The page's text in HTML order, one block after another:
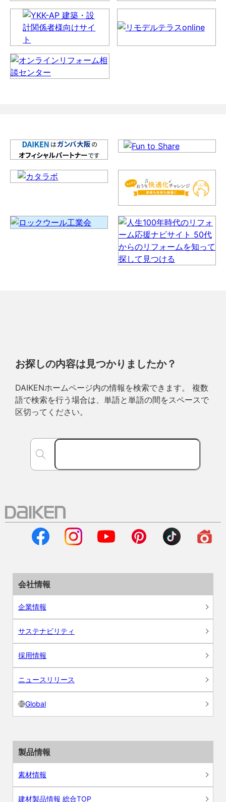
お探しの内容は見つかりましたか？
DAIKENホームページ内の情報を検索できます。 複数
語で検索を行う場合は、単語と単語の間をスペースで
区切ってください。
会社情報
企業情報
サステナビリティ
採用情報
ニュースリリース
Global
製品情報
素材情報
建材製品情報 総合TOP